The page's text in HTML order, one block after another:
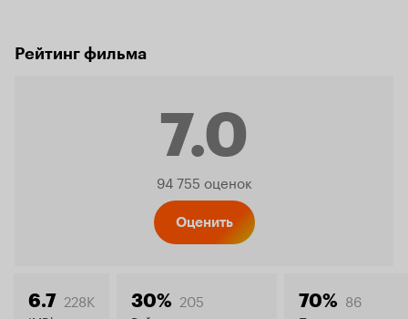
Рейтинг фильма
7.0
Рейтинг
94 755 оценок
Оценить
6.7 228K 30% 205 70% 86